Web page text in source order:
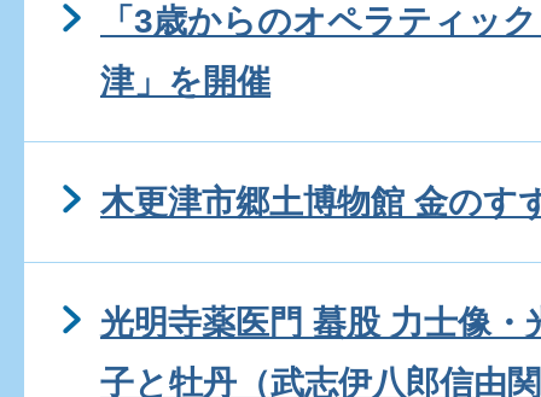
「3歳からのオペラティッ
津」を開催
木更津市郷土博物館 金のす
光明寺薬医門 蟇股 力士像・
子と牡丹（武志伊八郎信由